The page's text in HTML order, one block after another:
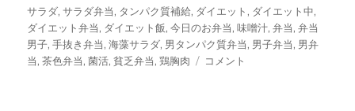
稿
日:
テ
ゴ
リ
ー
グ
サラダ,サラダ弁当, タンパク質補給, ダイエット , ダイエット中,
ダイエット弁当, ダイエット飯,今日のお弁当,味噌汁,弁当,弁当
男子,手抜き弁当,海藻サラダ, 男タンパク質弁当, 男子弁当, 男弁
当,茶色弁当,菌活,貧乏弁当,鶏胸肉
海
コメント